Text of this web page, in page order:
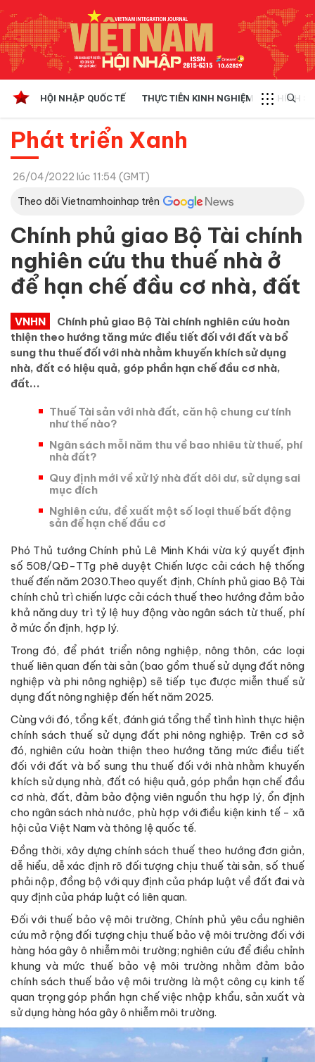
HỘI NHẬP QUỐC TẾ THỰC TIỄN KINH NGHIỆM CHÍNH
Phát triển Xanh
26/04/2022 lúc 11:54 (GMT)
Theo dõi Vietnamhoinhap trên
Chính phủ giao Bộ Tài chính
nghiên cứu thu thuế nhà ở
để hạn chế đầu cơ nhà, đất
VNHN
Chính phủ giao Bộ Tài chính nghiên cứu hoàn
thiện theo hướng tăng mức điều tiết đối với đất và bổ
sung thu thuế đối với nhà nhằm khuyến khích sử dụng
nhà, đất có hiệu quả, góp phần hạn chế đầu cơ nhà,
đất...
Thuế Tài sản với nhà đất, căn hộ chung cư tính
như thế nào?
Ngân sách mỗi năm thu về bao nhiêu từ thuế, phí
nhà đất?
Quy định mới về xử lý nhà đất dôi dư, sử dụng sai
mục đích
Nghiên cứu, đề xuất một số loại thuế bất động
sản để hạn chế đầu cơ
Phó Thủ tướng Chính phủ Lê Minh Khái vừa ký quyết định
số 508/QĐ-TTg phê duyệt Chiến lược cải cách hệ thống
thuế đến năm 2030.Theo quyết định, Chính phủ giao Bộ Tài
chính chủ trì chiến lược cải cách thuế theo hướng đảm bảo
khả năng duy trì tỷ lệ huy động vào ngân sách từ thuế, phí
ở mức ổn định, hợp lý.
Trong đó, để phát triển nông nghiệp, nông thôn, các loại
thuế liên quan đến tài sản (bao gồm thuế sử dụng đất nông
nghiệp và phi nông nghiệp) sẽ tiếp tục được miễn thuế sử
dụng đất nông nghiệp đến hết năm 2025.
Cùng với đó, tổng kết, đánh giá tổng thể tình hình thực hiện
chính sách thuế sử dụng đất phi nông nghiệp. Trên cơ sở
đó, nghiên cứu hoàn thiện theo hướng tăng mức điều tiết
đối với đất và bổ sung thu thuế đối với nhà nhằm khuyến
khích sử dụng nhà, đất có hiệu quả, góp phần hạn chế đầu
cơ nhà, đất, đảm bảo động viên nguồn thu hợp lý, ổn định
cho ngân sách nhà nước, phù hợp với điều kiện kinh tế - xã
hội của Việt Nam và thông lệ quốc tế.
Đồng thời, xây dựng chính sách thuế theo hướng đơn giản,
dễ hiểu, dễ xác định rõ đối tượng chịu thuế tài sản, số thuế
phải nộp, đồng bộ với quy định của pháp luật về đất đai và
quy định của pháp luật có liên quan.
Đối với thuế bảo vệ môi trường, Chính phủ yêu cầu nghiên
cứu mở rộng đối tượng chịu thuế bảo vệ môi trường đối với
hàng hóa gây ô nhiễm môi trường; nghiên cứu để điều chỉnh
khung và mức thuế bảo vệ môi trường nhằm đảm bảo
chính sách thuế bảo vệ môi trường là một công cụ kinh tế
quan trọng góp phần hạn chế việc nhập khẩu, sản xuất và
sử dụng hàng hóa gây ô nhiễm môi trường.